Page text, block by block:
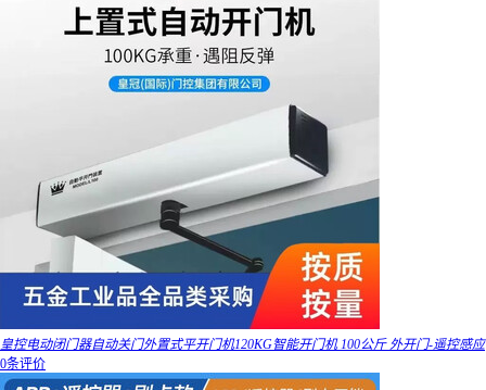
皇控电动闭门器自动关门外置式平开门机120KG智能开门机 100公斤 外开门-遥控感应
0条评价